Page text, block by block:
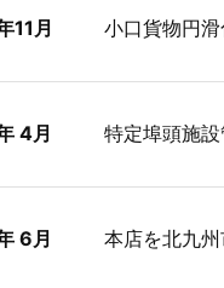
11月 小口貨物円
4月 特定埠頭施
6月 本店を北九